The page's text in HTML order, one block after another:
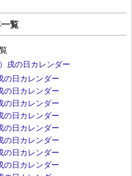
覧
戌の日カレンダー
の日カレンダー
の日カレンダー
の日カレンダー
の日カレンダー
の日カレンダー
の日カレンダー
の日カレンダー
の日カレンダー